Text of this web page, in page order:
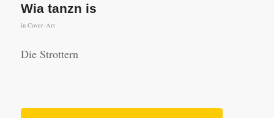
Wia tanzn is
in Cover-Art
Die Strottern